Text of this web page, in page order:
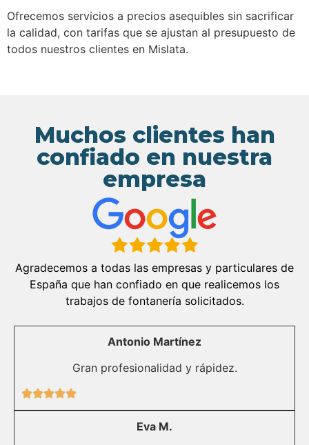
Ofrecemos servicios a precios asequibles sin sacrificar
la calidad, con tarifas que se ajustan al presupuesto de
todos nuestros clientes en Mislata.
Muchos clientes han
confiado en nuestra
empresa
Agradecemos a todas las empresas y particulares de
España que han confiado en que realicemos los
trabajos de fontanería solicitados.
Antonio Martínez
Gran profesionalidad y rápidez.
Eva M.